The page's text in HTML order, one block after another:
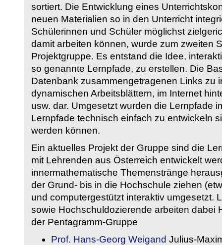
sortiert. Die Entwicklung eines
neuen Materialien so in den Unterricht
Schülerinnen und Schüler möglichst
damit arbeiten können, wurde zum zweiten
Projektgruppe. Es entstand die Idee,
so genannte Lernpfade, zu erstellen. Die
Datenbank zusammengetragenen Links zu
dynamischen Arbeitsblättern, im Internet
usw. dar. Umgesetzt wurden die Lernpfade
Lernpfade technisch einfach zu entwickeln
werden können.
Ein aktuelles Projekt der Gruppe sind die
mit Lehrenden aus Österreich entwickelt
innermathematische Themenstränge
der Grund- bis in die Hochschule ziehen
und computergestützt interaktiv umgesetzt.
sowie Hochschuldozierende arbeiten dabei
der Pentagramm-Gruppe
Prof. Hans-Georg Weigand Julius-